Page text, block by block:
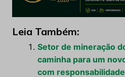
Leia Também:
Setor de mineração
caminha para um
com